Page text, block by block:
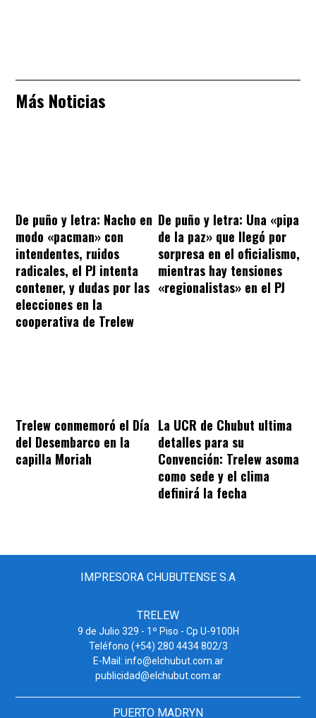
Más Noticias
De puño y letra: Nacho en
modo «pacman» con
intendentes, ruidos
radicales, el PJ intenta
contener, y dudas por las
elecciones en la
cooperativa de Trelew
De puño y letra: Una «pipa
de la paz» que llegó por
sorpresa en el oficialismo,
mientras hay tensiones
«regionalistas» en el PJ
Trelew conmemoró el Día
del Desembarco en la
capilla Moriah
La UCR de Chubut ultima
detalles para su
Convención: Trelew asoma
como sede y el clima
definirá la fecha
IMPRESORA CHUBUTENSE S.A
TRELEW
9 de Julio 329 - 1º Piso - Cp U-9100H
Teléfono (+54) 280 4434 802/3
E-Mail: info@elchubut.com.ar
publicidad@elchubut.com.ar
PUERTO MADRYN